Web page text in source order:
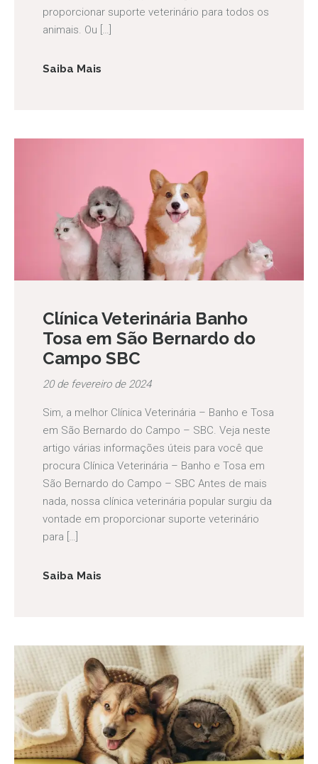
proporcionar suporte veterinário para todos os
animais. Ou […]
Saiba Mais
Clínica Veterinária Banho
Tosa em São Bernardo do
Campo SBC
20 de fevereiro de 2024
Sim, a melhor Clínica Veterinária – Banho e Tosa
em São Bernardo do Campo – SBC. Veja neste
artigo várias informações úteis para você que
procura Clínica Veterinária – Banho e Tosa em
São Bernardo do Campo – SBC Antes de mais
nada, nossa clínica veterinária popular surgiu da
vontade em proporcionar suporte veterinário
para […]
Saiba Mais